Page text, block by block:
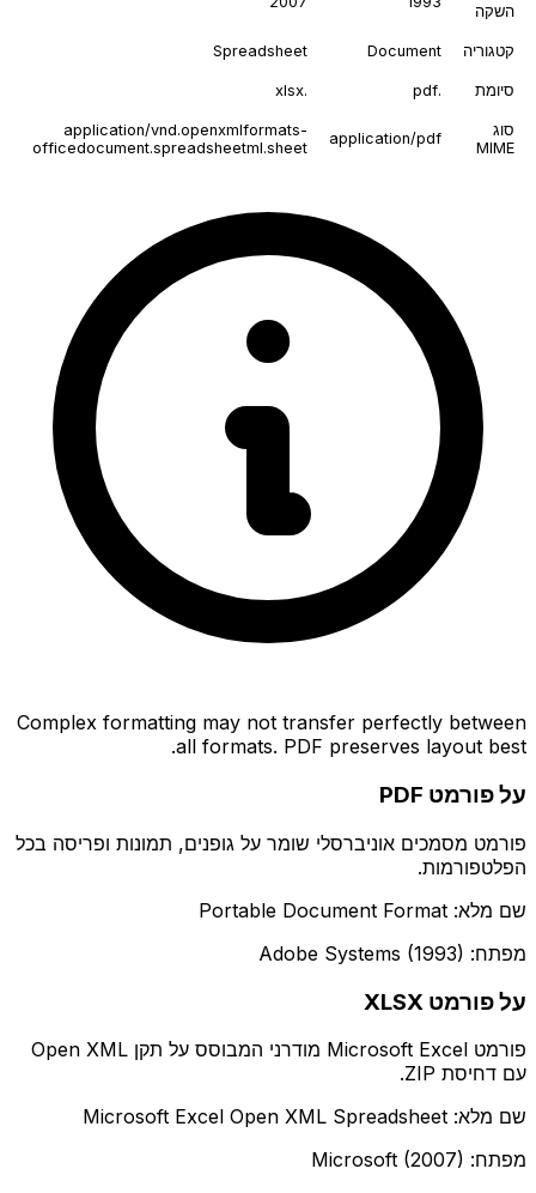
השקה
קטגוריה Document
Spreadsheet
סיומת .pdf
.xlsx
סוג
MIME
application/pdf
application/vnd.openxmlformats-
officedocument.spreadsheetml.sheet
Complex formatting may not transfer perfectly between
all formats. PDF preserves layout best.
על פורמט PDF
פורמט מסמכים אוניברסלי שומר על גופנים, תמונות ופריסה בכל
הפלטפורמות.
שם מלא: Portable Document Format
מפתח: Adobe Systems (1993)
על פורמט XLSX
פורמט Microsoft Excel מודרני המבוסס על תקן Open XML
עם דחיסת ZIP.
שם מלא: Microsoft Excel Open XML Spreadsheet
מפתח: Microsoft (2007)